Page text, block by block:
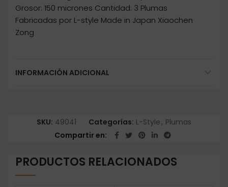
Grosor: 150 micrones Cantidad: 3 Plumas
Fabricadas por L-style Made in Japan Xiaochen
Zong
INFORMACIÓN ADICIONAL
SKU: 49041 Categorías: L-Style, Plumas
Compartir en
PRODUCTOS RELACIONADOS